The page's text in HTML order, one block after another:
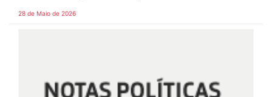
28 de Maio de 2026